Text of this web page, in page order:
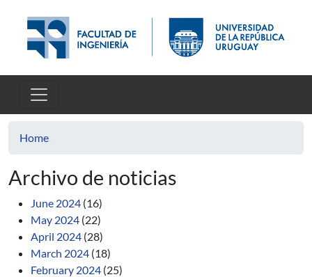
Home
Archivo de noticias
June 2024 (16)
May 2024 (22)
April 2024 (28)
March 2024 (18)
February 2024 (25)